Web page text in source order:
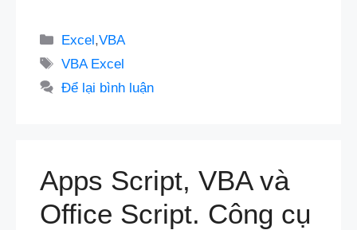
Danh
mục
Excel,VBA
Thẻ
VBA Excel
Để lại bình luận
Apps Script, VBA và
Office Script. Công cụ